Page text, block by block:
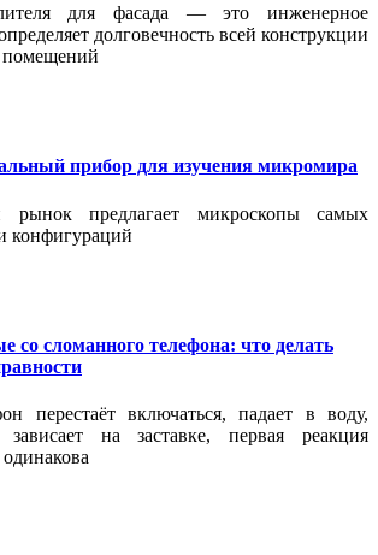
для фасада — это инженерное
долговечность всей конструкции
помещений
прибор для изучения микромира
рынок предлагает микроскопы самых
конфигураций
со сломанного телефона: что делать
перестаёт включаться, падает в воду,
зависает на заставке, первая реакция